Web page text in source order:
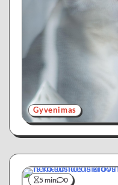
Gyvenimas
5 min 0